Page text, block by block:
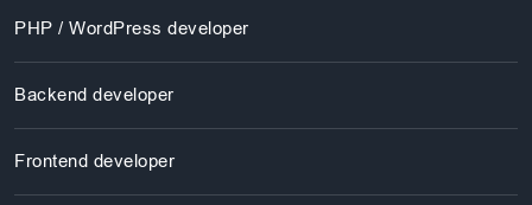
PHP / WordPress developer
Backend developer
Frontend developer